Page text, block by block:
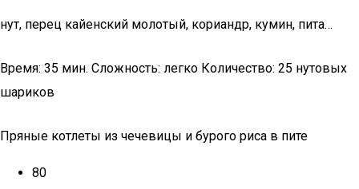
нут, перец кайенский молотый, кориандр, кумин, пита…
Время: 35 мин. Сложность: легко Количество: 25 нутовых
шариков
Пряные котлеты из чечевицы и бурого риса в пите
80